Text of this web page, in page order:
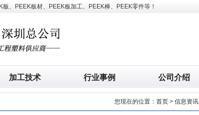
、PEEK板材、PEEK板加工、PEEK棒、PEEK零件等！
加工技术 行业事例 公司介绍
您现在的位置： 首页 > 信息资讯